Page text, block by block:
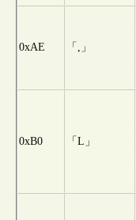
0xAE 「,」
0xB0 「L」